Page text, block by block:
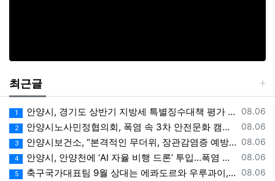
최근글
등록일
08.06
1 안양시, 경기도 상반기 지방세 특별징수대책 평가 ‘우수상’
등록일
08.06
2 안양시노사민정협의회, 폭염 속 3차 안전문화 캠페인 전개
등록일
08.06
3 안양시보건소, “본격적인 무더위, 장관감염증 예방에 각별한 주의 필요”
등록일
08.06
4 안양시, 안양천에 ‘AI 자율 비행 드론’ 투입…폭염 속 온열 질환 예방 계도
등록일
08.06
5 축구국가대표팀 9월 상대는 에콰도르와 우루과이, 9.10월 A매치 4연전 상대 모두 확정